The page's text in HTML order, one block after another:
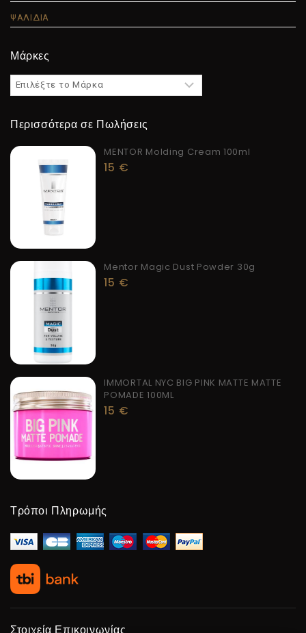
ΨΑΛΙΔΙΑ
Μάρκες
Περισσότερα σε Πωλήσεις
MENTOR Molding Cream 100ml
15 €
Mentor Magic Dust Powder 30g
15 €
IMMORTAL NYC BIG PINK MATTE MATTE
POMADE 100ML
15 €
Τρόποι Πληρωμής
Στοιχεία Επικοινωνίας